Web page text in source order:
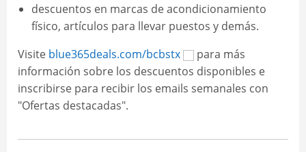
descuentos en marcas de acondicionamiento
físico, artículos para llevar puestos y demás.
Visite blue365deals.com/bcbstx
para más
información sobre los descuentos disponibles e
inscribirse para recibir los emails semanales con
"Ofertas destacadas".